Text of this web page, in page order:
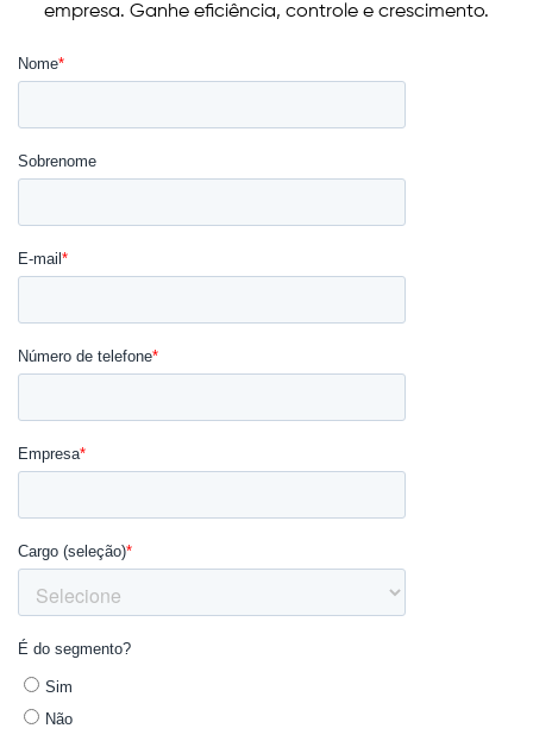
empresa. Ganhe eficiência, controle e crescimento.